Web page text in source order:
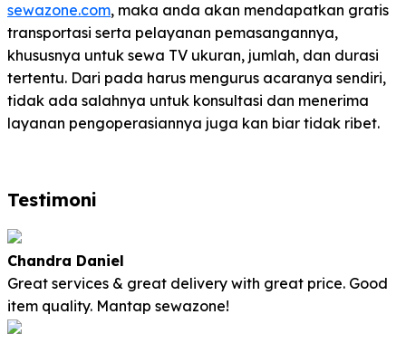
sewazone.com, maka anda akan mendapatkan gratis
transportasi serta pelayanan pemasangannya,
khususnya untuk sewa TV ukuran, jumlah, dan durasi
tertentu. Dari pada harus mengurus acaranya sendiri,
tidak ada salahnya untuk konsultasi dan menerima
layanan pengoperasiannya juga kan biar tidak ribet.
Testimoni
Chandra Daniel
Great services & great delivery with great price. Good
item quality. Mantap sewazone!